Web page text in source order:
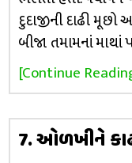
દુદાજીની દાઢી
બીજા તમામનાં માથાં
[Continue
7. ઓળખીને